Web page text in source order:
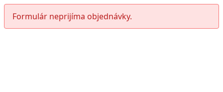
Formulár neprijíma objednávky.